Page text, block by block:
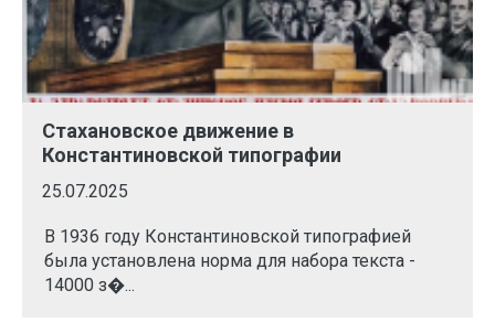
Стахановское движение в
Константиновской типографии
25.07.2025
В 1936 году Константиновской типографией
была установлена норма для набора текста -
14000 з�...